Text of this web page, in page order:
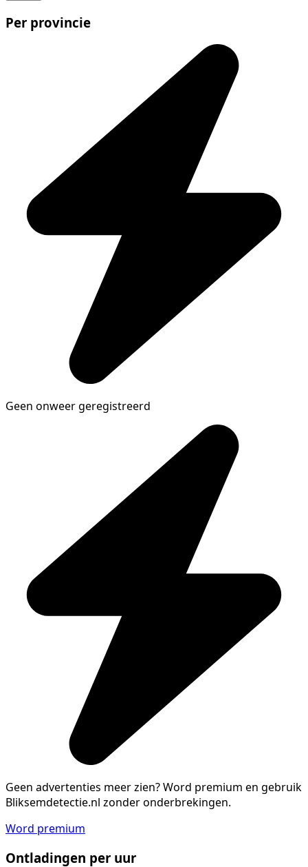
Per provincie
Geen onweer geregistreerd
Geen advertenties meer zien?Word premium en gebruik
Bliksemdetectie.nl zonder onderbrekingen.
Word premium
Ontladingen per uur